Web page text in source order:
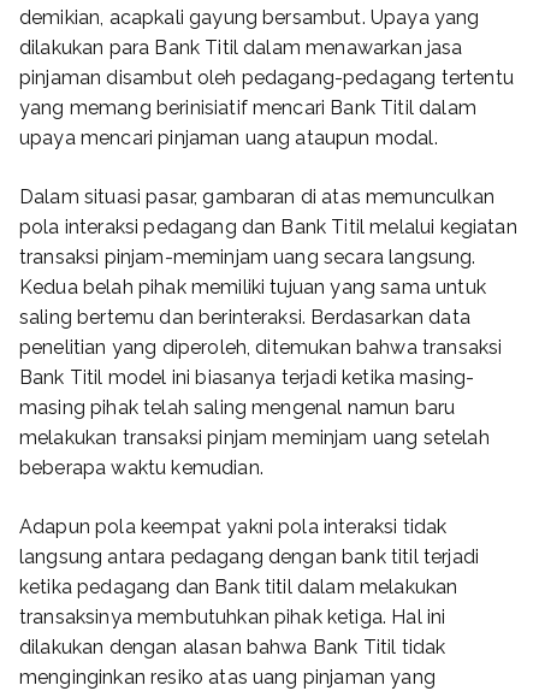
demikian, acapkali gayung bersambut. Upaya yang
dilakukan para Bank Titil dalam menawarkan jasa
pinjaman disambut oleh pedagang-pedagang tertentu
yang memang berinisiatif mencari Bank Titil dalam
upaya mencari pinjaman uang ataupun modal.
Dalam situasi pasar, gambaran di atas memunculkan
pola interaksi pedagang dan Bank Titil melalui kegiatan
transaksi pinjam-meminjam uang secara langsung.
Kedua belah pihak memiliki tujuan yang sama untuk
saling bertemu dan berinteraksi. Berdasarkan data
penelitian yang diperoleh, ditemukan bahwa transaksi
Bank Titil model ini biasanya terjadi ketika masing-
masing pihak telah saling mengenal namun baru
melakukan transaksi pinjam meminjam uang setelah
beberapa waktu kemudian.
Adapun pola keempat yakni pola interaksi tidak
langsung antara pedagang dengan bank titil terjadi
ketika pedagang dan Bank titil dalam melakukan
transaksinya membutuhkan pihak ketiga. Hal ini
dilakukan dengan alasan bahwa Bank Titil tidak
menginginkan resiko atas uang pinjaman yang